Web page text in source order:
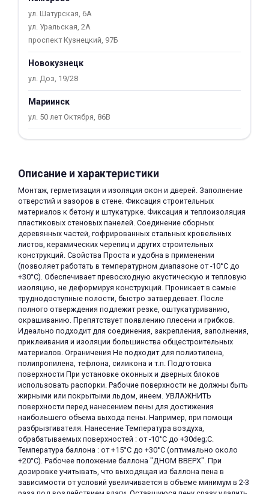
ул. Шатурская, 6А
ул. Уральская, 2А
проспект Кузнецкий, 97Б
Новокузнецк
ул. Доз, 19/28
Мариинск
ул. 50 лет Октября, 86В
Описание и характеристики
Монтаж, герметизация и изоляция окон и дверей. Заполнение
отверстий и зазоров в стене. Фиксация строительных
материалов к бетону и штукатурке. Фиксация и теплоизоляция
пластиковых стеновых панелей. Соединение сборных
деревянных частей, гофрированных стальных кровельных
листов, керамических черепиц и других строительных
конструкций. Свойства Проста и удобна в применении
(позволяет работать в температурном диапазоне от -10°C до
+30°C). Обеспечивает превосходную акустическую и тепловую
изоляцию, не деформируя конструкций. Проникает в самые
труднодоступные полости, быстро затвердевает. После
полного отверждения подлежит резке, оштукатуриванию,
окрашиванию. Препятствует появлению плесени и грибков.
Идеально подходит для соединения, закрепления, заполнения,
приклеивания и изоляции большинства общестроительных
материалов. Ограничения Не подходит для полиэтилена,
полипропилена, тефлона, силикона и т.п. Подготовка
поверхности При установке оконных и дверных блоков
использовать распорки. Рабочие поверхности не должны быть
жирными или покрытыми льдом, инеем. УВЛАЖНИТЬ
поверхности перед нанесением пены для достижения
наибольшего объема выхода пены. Например, при помощи
разбрызгивателя. Нанесение Температура воздуха,
обрабатываемых поверхностей : от -10°C до +30deg;C.
Температура баллона : от +15°C до +30°C (оптимально около
+20°C). Рабочее положение баллона "ДНОМ ВВЕРХ". При
дозировке учитывать, что выходящая из баллона пена в
зависимости от условий увеличивается в объеме минимум в 2-3
об оплате Плайтом
недели
раз в 2 недели
8 800 302-02-51